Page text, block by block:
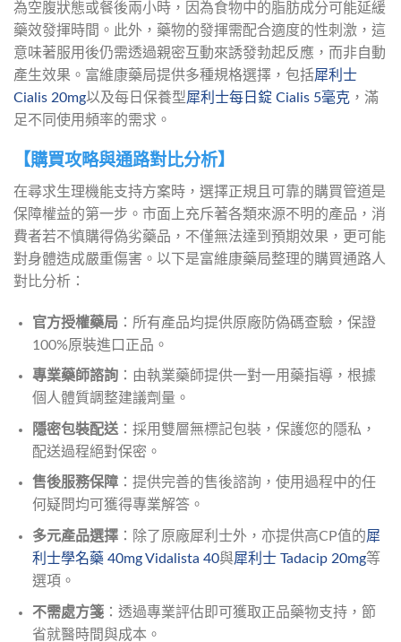
為空腹狀態或餐後兩小時，因為食物中的脂肪成分可能延緩
藥效發揮時間。此外，藥物的發揮需配合適度的性刺激，這
意味著服用後仍需透過親密互動來誘發勃起反應，而非自動
產生效果。富維康藥局提供多種規格選擇，包括犀利士
Cialis 20mg以及每日保養型犀利士每日錠 Cialis 5毫克 ，滿
足不同使用頻率的需求。
【購買攻略與通路對比分析】
在尋求生理機能支持方案時，選擇正規且可靠的購買管道是
保障權益的第一步。市面上充斥著各類來源不明的產品，消
費者若不慎購得偽劣藥品，不僅無法達到預期效果，更可能
對身體造成嚴重傷害。以下是富維康藥局整理的購買通路人
對比分析：
官方授權藥局：所有產品均提供原廠防偽碼查驗，保證
100%原裝進口正品。
專業藥師諮詢：由執業藥師提供一對一用藥指導，根據
個人體質調整建議劑量。
隱密包裝配送：採用雙層無標記包裝，保護您的隱私，
配送過程絕對保密。
售後服務保障：提供完善的售後諮詢，使用過程中的任
何疑問均可獲得專業解答。
多元產品選擇：除了原廠犀利士外，亦提供高CP值的犀
利士學名藥 40mg Vidalista 40與犀利士 Tadacip 20mg等
選項。
不需處方箋：透過專業評估即可獲取正品藥物支持，節
省就醫時間與成本。